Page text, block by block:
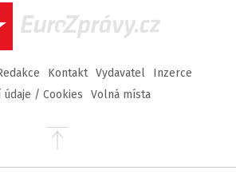
EuroZprávy.cz
Kontakt Vydavatel
Inzerce
údaje / Cookies
Volná místa
Přejít
stránky